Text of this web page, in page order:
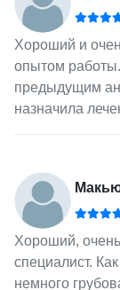
Хороший и
опытом
предыдущим
назначила
Хороший,
специалист.
немного